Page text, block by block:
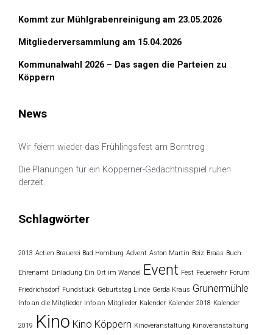
Kommt zur Mühlgrabenreinigung am 23.05.2026
Mitgliederversammlung am 15.04.2026
Kommunalwahl 2026 – Das sagen die Parteien zu
Köppern
News
Wir feiern wieder das Frühlingsfest am Borntrog
Die Planungen für ein Köpperner-Gedächtnisspiel ruhen
derzeit.
Schlagwörter
2013 Actien Brauerei Bad Homburg Advent Aston Martin Beiz Braas Buch
Ehrenamt Einladung Ein Ort im Wandel Event Fest Feuerwehr Forum
Friedrichsdorf Fundstück Geburtstag Linde Gerda Kraus Grunermühle
Info an die Mitglieder Info an Mitglieder Kalender Kalender 2018 Kalender
2019 Kino Kino Köppern Kinoveranstaltung Kinoveranstaltung